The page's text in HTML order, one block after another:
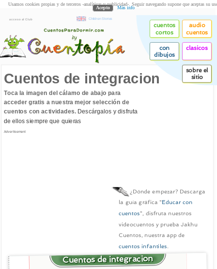
acceso al Club Children Stories
cuentos
cortos
audio
cuentos
con
dibujos
clasicos
sobre el
sitio
Cuentos de integracion
Toca la imagen del cálamo de abajo para
acceder gratis a nuestra mejor selección de
cuentos con actividades.Descárgalos y disfruta
de ellos siempre que quieras
Advertisement
¿Dónde empezar? Descarga
la guía gráfica "Educar con
cuentos", disfruta nuestros
videocuentos y prueba Jakhu
Cuentos, nuestra app de
cuentos infantiles
Cuentos de integracion
Usamos cookies propias y de terceros -analíticas y publicidad-. Seguir navegando supone que aceptas su
Acepto Más info